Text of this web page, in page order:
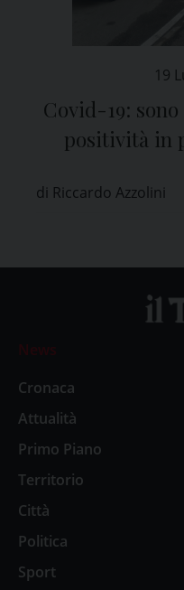
19
Covid-19:
positività in
di Riccardo Azzolini
News
Cronaca
Attualità
Primo Piano
Territorio
Città
Politica
Sport